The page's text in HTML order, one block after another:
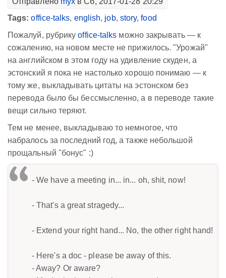
Tags:office-talks, english, job, story,food
Пожалуй, рубрикуoffice-talks можно закрывать — к
сожалению, на новом месте не прижилось. "Урожай"
на английском в этом году на удивление скуден, а
эстонский я пока не настолько хорошо понимаю — к
тому же, выкладывать цитаты на эстонском без
перевода было бы бессмысленно, а в переводе такие
вещи сильно теряют.
Тем не менее, выкладываю то немногое, что
набралось за последний год, а также небольшой
прощальный "бонус" :)
- We have a meeting in... in... oh, shit, now!
- That's a great stragedy...
- Extend your right hand... No, the other right hand!
- Here's a doc - please be away of this.
- Away? Or aware?